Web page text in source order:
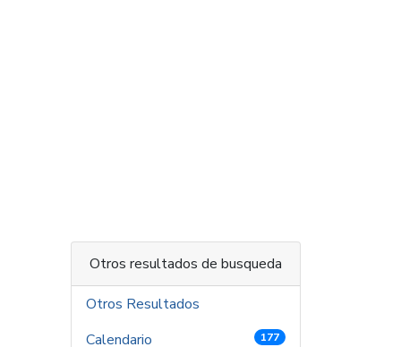
Otros resultados de busqueda
Otros Resultados
Calendario
177